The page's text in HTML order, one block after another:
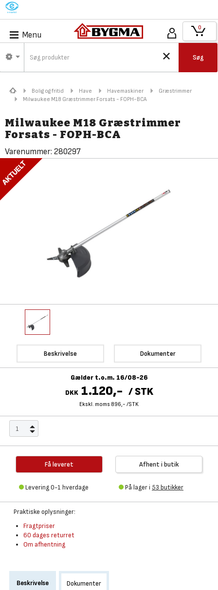
M
Menu
Søg
0
Bolig og fritid Have Havemaskiner
Græstrimmer
Milwaukee M18 Græstrimmer Forsats - FOPH-BCA
Milwaukee M18 Græstrimmer
Forsats - FOPH-BCA
Varenummer: 280297
Beskrivelse Dokumenter
Gælder t.o.m. 16/08-26
DKK 1.120,- / STK
Ekskl. moms 896,- /STK
Få leveret
Levering 0-1 hverdage
Afhent i butik
På lager i 53 butikker
Praktiske oplysninger:
Fragtpriser
60 dages returret
Om afhentning
Beskrivelse Dokumenter